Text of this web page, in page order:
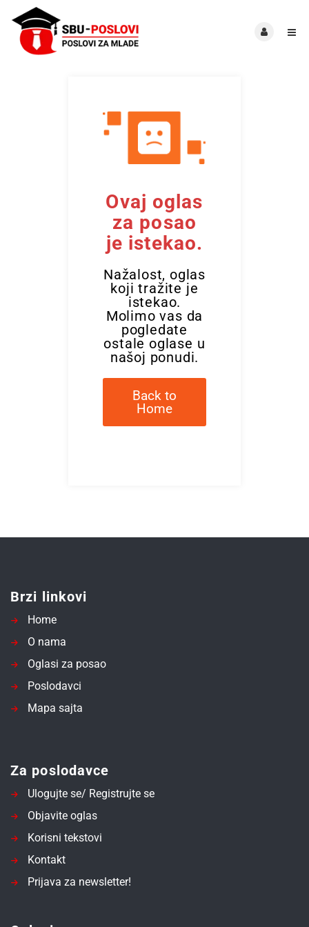
Ovaj oglas
za posao
je istekao.
Nažalost, oglas
koji tražite je
istekao.
Molimo vas da
pogledate
ostale oglase u
našoj ponudi.
Back to
Home
Brzi linkovi
Home
O nama
Oglasi za posao
Poslodavci
Mapa sajta
Za poslodavce
Ulogujte se/ Registrujte se
Objavite oglas
Korisni tekstovi
Kontakt
Prijava za newsletter!